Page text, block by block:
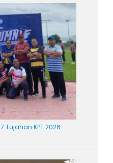
Tujahan KPT 2026